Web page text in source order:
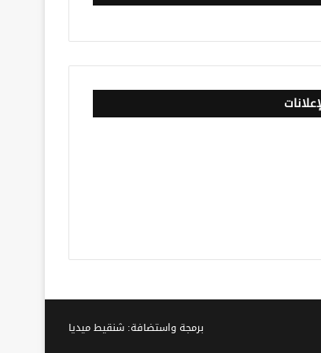
برمجة واستضافة: شنقيط ميديا